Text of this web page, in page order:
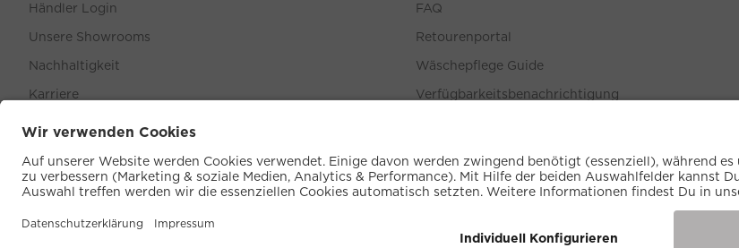
Händler Login
Unsere Showrooms
Nachhaltigkeit
Karriere
FAQ
Retourenportal
Wäschepflege Guide
Verfügbarkeitsbenachrichtigung